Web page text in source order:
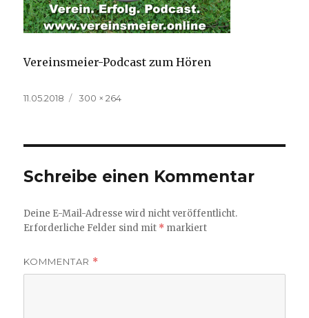
Vereinsmeier-Podcast zum Hören
Veröffentlicht
11.05.2018
Volle
300 × 264
Schreibe einen Kommentar
Deine E-Mail-Adresse wird nicht veröffentlicht.
Erforderliche Felder sind mit * markiert
KOMMENTAR *